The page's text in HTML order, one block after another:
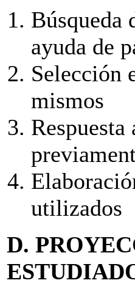
Búsqueda
ayuda de
Selección
mismos
utilizados
D.